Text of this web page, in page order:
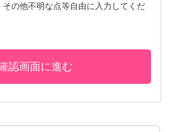
の他不明な点等自由に入力してくだ